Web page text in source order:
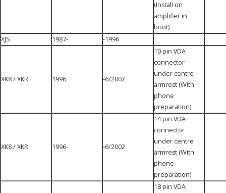
(Install on
amplifier in
boot)
XJS
1987- -1996
XK8 / XKR 1996 -6/2002
10 pin VDA
connector
under centre
armrest (With
phone
preparation)
XK8 / XKR 1996- -6/2002
14 pin VDA
connector
under centre
armrest (With
phone
preparation)
18 pin VDA